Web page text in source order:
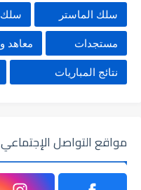
سلك الماستر سلك
مستجدات معاهد
نتائج المباريات
مواقع التواصل الإجتماعي